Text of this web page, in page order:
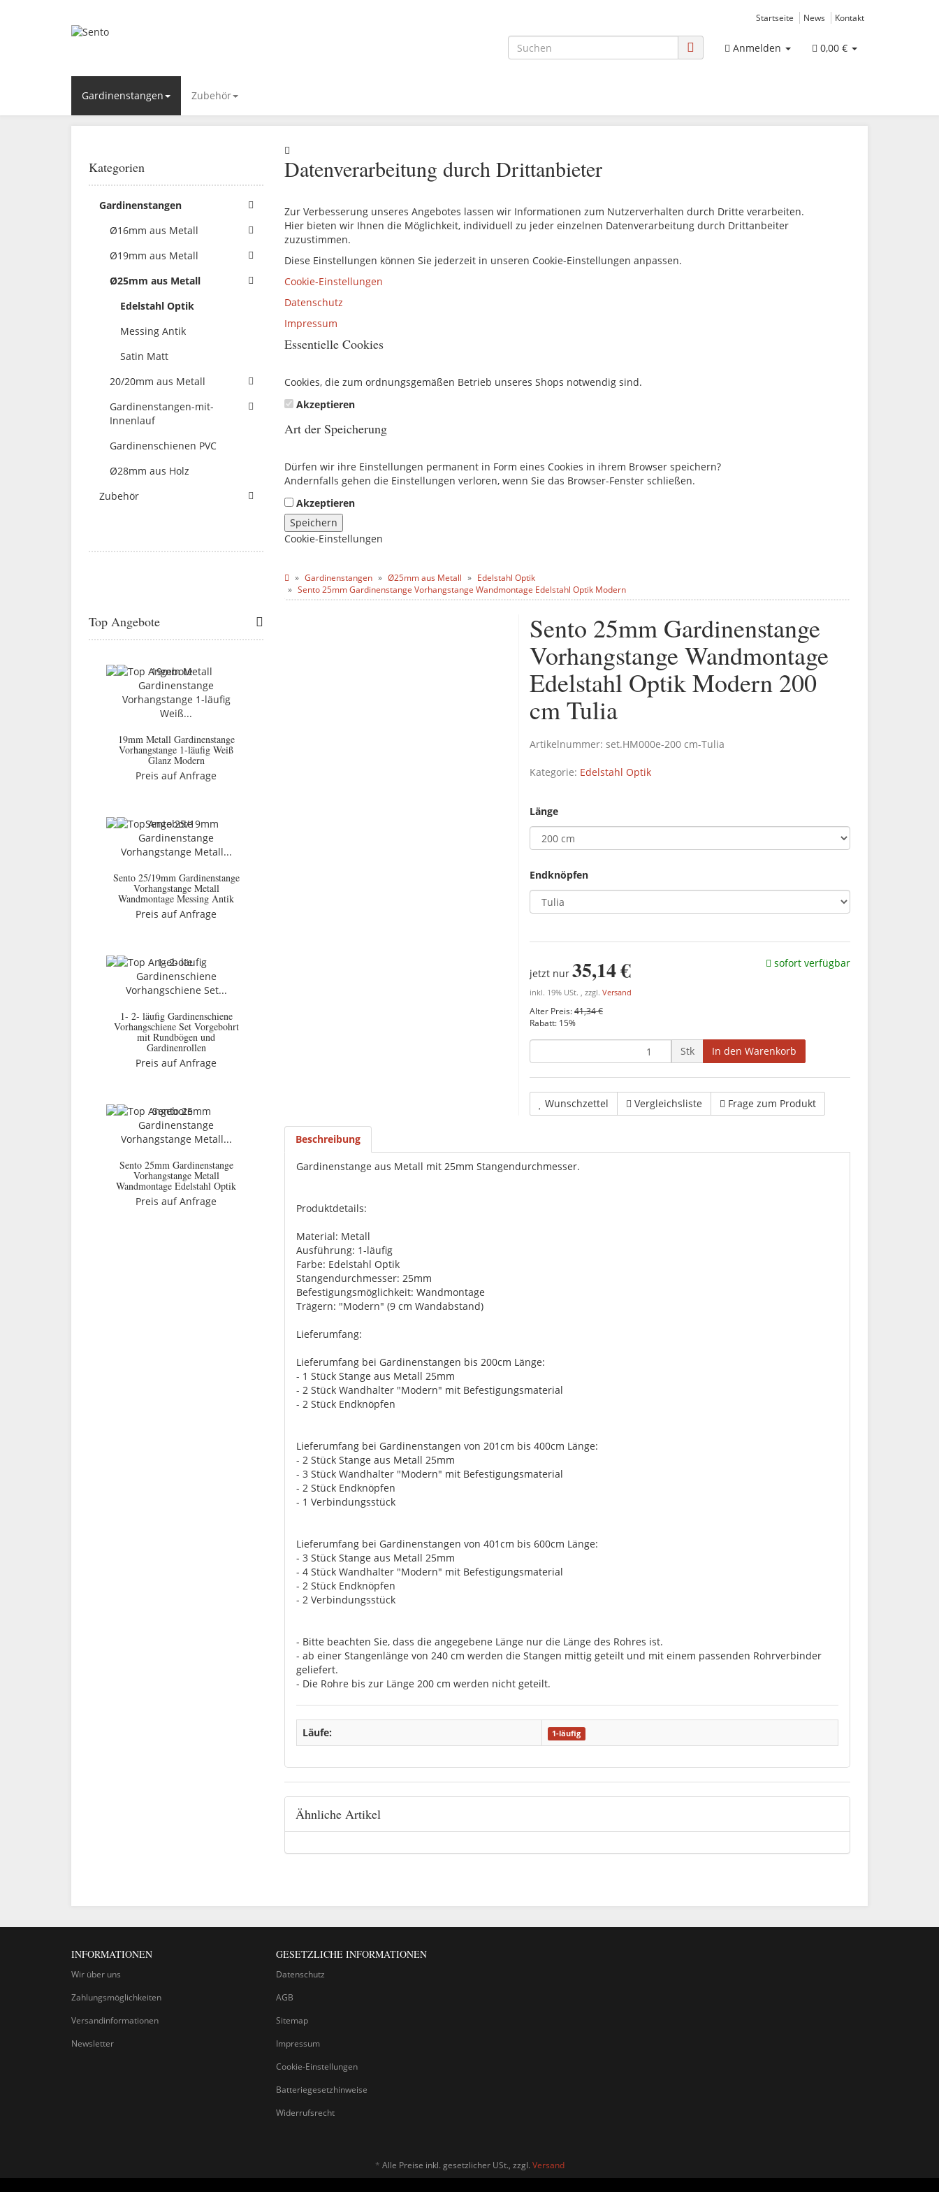
Startseite News Kontakt
Anmelden 0,00 €
Gardinenstangen Zubehör
Datenverarbeitung durch Drittanbieter
Zur Verbesserung unseres Angebotes lassen wir Informationen zum Nutzerverhalten durch Dritte verarbeiten.
Hier bieten wir Ihnen die Möglichkeit, individuell zu jeder einzelnen Datenverarbeitung durch Drittanbeiter
zuzustimmen.
Diese Einstellungen können Sie jederzeit in unseren Cookie-Einstellungen anpassen.
Cookie-Einstellungen
Datenschutz
Impressum
Essentielle Cookies
Cookies, die zum ordnungsgemäßen Betrieb unseres Shops notwendig sind.
Akzeptieren
Art der Speicherung
Dürfen wir ihre Einstellungen permanent in Form eines Cookies in ihrem Browser speichern?
Andernfalls gehen die Einstellungen verloren, wenn Sie das Browser-Fenster schließen.
Akzeptieren
Speichern
Cookie-Einstellungen
Gardinenstangen Ø25mm aus Metall
Edelstahl Optik
Sento 25mm Gardinenstange Vorhangstange Wandmontage Edelstahl Optik Modern
Sento 25mm Gardinenstange
Vorhangstange Wandmontage
Edelstahl Optik Modern 200
cm Tulia
Artikelnummer: set.HM000e-200 cm-Tulia
Kategorie: Edelstahl Optik
Länge
Endknöpfen
jetzt nur 35,14 €
inkl. 19% USt. , zzgl. Versand
Alter Preis:41,34 €
Rabatt: 15%
sofort verfügbar
Stk In den Warenkorb
Wunschzettel Vergleichsliste Frage zum Produkt
Beschreibung
Gardinenstange aus Metall mit 25mm Stangendurchmesser.
Produktdetails:
Material: Metall
Ausführung: 1-läufig
Farbe: Edelstahl Optik
Stangendurchmesser: 25mm
Befestigungsmöglichkeit: Wandmontage
Trägern: "Modern" (9 cm Wandabstand)
Lieferumfang:
Lieferumfang bei Gardinenstangen bis 200cm Länge:
- 1 Stück Stange aus Metall 25mm
- 2 Stück Wandhalter "Modern" mit Befestigungsmaterial
- 2 Stück Endknöpfen
Lieferumfang bei Gardinenstangen von 201cm bis 400cm Länge:
- 2 Stück Stange aus Metall 25mm
- 3 Stück Wandhalter "Modern" mit Befestigungsmaterial
- 2 Stück Endknöpfen
- 1 Verbindungsstück
Lieferumfang bei Gardinenstangen von 401cm bis 600cm Länge:
- 3 Stück Stange aus Metall 25mm
- 4 Stück Wandhalter "Modern" mit Befestigungsmaterial
- 2 Stück Endknöpfen
- 2 Verbindungsstück
- Bitte beachten Sie, dass die angegebene Länge nur die Länge des Rohres ist.
- ab einer Stangenlänge von 240 cm werden die Stangen mittig geteilt und mit einem passenden Rohrverbinder
geliefert.
- Die Rohre bis zur Länge 200 cm werden nicht geteilt.
Läufe: 1-läufig
Ähnliche Artikel
Kategorien
Gardinenstangen
Ø16mm aus Metall
Ø19mm aus Metall
Ø25mm aus Metall
Edelstahl Optik
Messing Antik
Satin Matt
20/20mm aus Metall
Gardinenstangen-mit-
Innenlauf
Gardinenschienen PVC
Ø28mm aus Holz
Zubehör
Top Angebote
19mm Metall Gardinenstange
Vorhangstange 1-läufig Weiß
Glanz Modern
Preis auf Anfrage
Sento 25/19mm Gardinenstange
Vorhangstange Metall
Wandmontage Messing Antik
Preis auf Anfrage
1- 2- läufig Gardinenschiene
Vorhangschiene Set Vorgebohrt
mit Rundbögen und
Gardinenrollen
Preis auf Anfrage
Sento 25mm Gardinenstange
Vorhangstange Metall
Wandmontage Edelstahl Optik
Preis auf Anfrage
INFORMATIONEN
Wir über uns
Zahlungsmöglichkeiten
Versandinformationen
Newsletter
GESETZLICHE INFORMATIONEN
Datenschutz
AGB
Sitemap
Impressum
Cookie-Einstellungen
Batteriegesetzhinweise
Widerrufsrecht
* Alle Preise inkl. gesetzlicher USt., zzgl. Versand